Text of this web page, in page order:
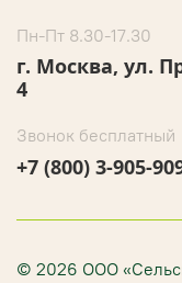
Пн-Пт 8.30-17.30
г. Москва, ул.
4
Звонок бесплатный
+7 (800) 3-905-
© 2026 ООО